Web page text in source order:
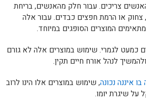
צריכים. עבור חלק מהאנשים, בריחת
צחוק או הרמת חפצים כבדים. עבור אלה
המוצרים הסופגים במיוחד.
כמעט לגמרי. שימוש במוצרים אלה לא גורם
לנהל אורח חיים תקין.
איננה נכונה, שימוש במוצרים אלו הינו לרוב
על שיגרת יומו.